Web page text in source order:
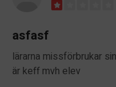
asfasf
lärarna missförbrukar
är keff mvh elev